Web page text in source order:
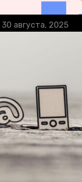
30 августа, 2025